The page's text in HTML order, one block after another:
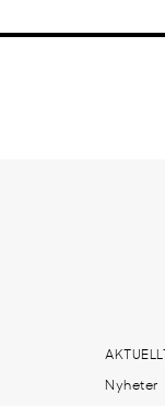
AKTUELLT
Nyheter